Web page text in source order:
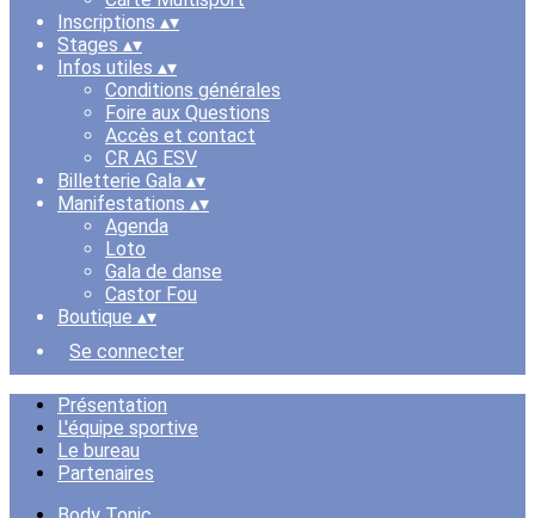
Inscriptions ▴▾
Stages ▴▾
Infos utiles ▴▾
Conditions générales
Foire aux Questions
Accès et contact
CR AG ESV
Billetterie Gala ▴▾
Manifestations ▴▾
Agenda
Loto
Gala de danse
Castor Fou
Boutique ▴▾
Se connecter
Présentation
L'équipe sportive
Le bureau
Partenaires